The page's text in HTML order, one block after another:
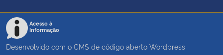
Acesso à
Informação
Desenvolvido com o CMS de código aberto Wordpress